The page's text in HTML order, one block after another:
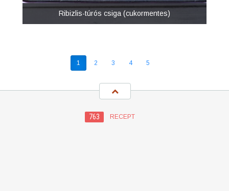
Ribizlis-túrós csiga (cukormentes)
1 2 3 4 5
763 RECEPT